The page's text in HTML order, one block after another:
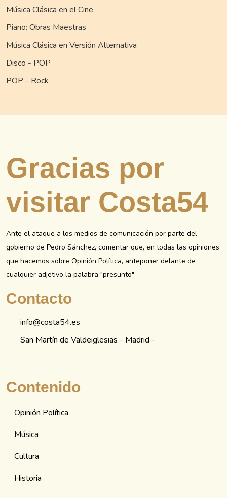
Música Clásica en el Cine
Piano: Obras Maestras
Música Clásica en Versión Alternativa
Disco - POP
POP - Rock
Gracias por
visitar Costa54
Ante el ataque a los medios de comunicación por parte del
gobierno de Pedro Sánchez, comentar que, en todas las opiniones
que hacemos sobre Opinión Política, anteponer delante de
cualquier adjetivo la palabra "presunto"
Contacto
info@costa54.es
San Martín de Valdeiglesias - Madrid -
Contenido
Opinión Política
Música
Cultura
Historia